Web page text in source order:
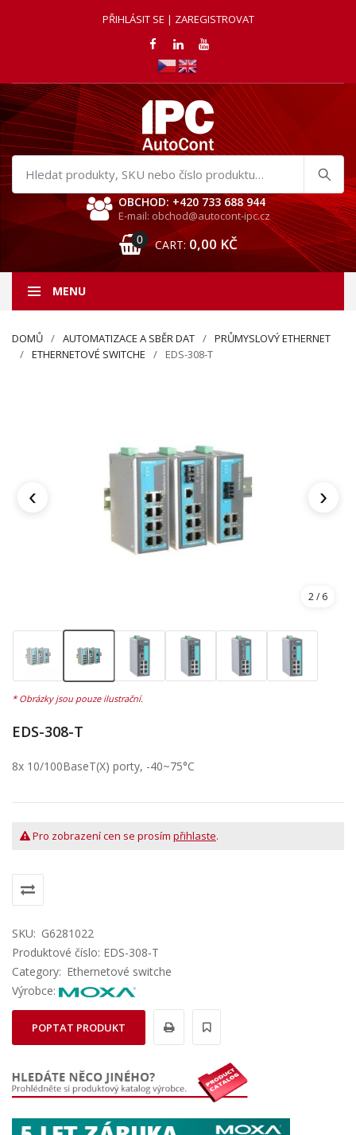
PŘIHLÁSIT SE | ZAREGISTROVAT
Hledat
produkty
OBCHOD: +420 733 688 944
E-mail: obchod@autocont-ipc.cz
0 CART: 0,00 KČ
MENU
DOMŮ AUTOMATIZACE A SBĚR DAT
PRŮMYSLOVÝ ETHERNET
ETHERNETOVÉ SWITCHE
EDS-308-T
‹ ›
2/ 6
EDS-308-T
8x 10/100BaseT(X) porty, -40~75°C
Pro zobrazení cen se prosím přihlaste.
SKU: G6281022
Produktové číslo: EDS-308-T
Category: Ethernetové switche
Výrobce:
POPTAT PRODUKT